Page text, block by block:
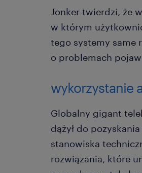
Jonker twierdzi, że
w którym
tego systemy same
o problemach
wykorzystanie
Globalny gigant
dążył do
stanowiska
rozwiązania, które